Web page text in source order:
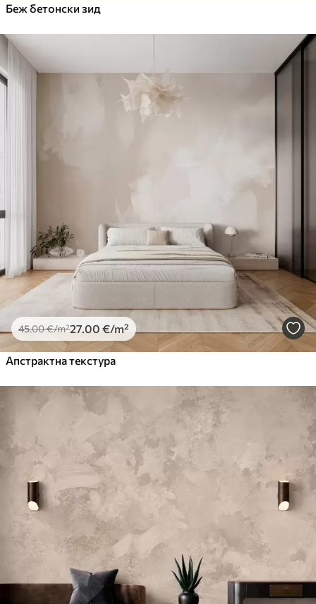
Беж бетонски зид
45.00€/m²27 .00 €/m²
Апстрактна текстура